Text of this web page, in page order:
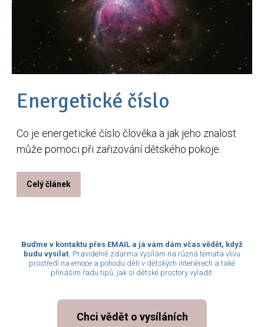
Energetické číslo
Co je energetické číslo člověka a jak jeho znalost
může pomoci při zařizování dětského pokoje.
Celý článek
Buďme v kontaktu přes EMAIL a já vám dám včas vědět, když
budu vysílat. Pravidelně zdarma vysílám na různá témata vlivu
prostředí na emoce a pohodu dětí v dětských interiérech a také
přináším řadu tipů, jak si dětské prostory vyladit.
Chci vědět o vysíláních